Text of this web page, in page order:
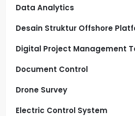
Data Analytics
Desain Struktur Offshore
Digital Project Management
Document Control
Drone Survey
Electric Control System